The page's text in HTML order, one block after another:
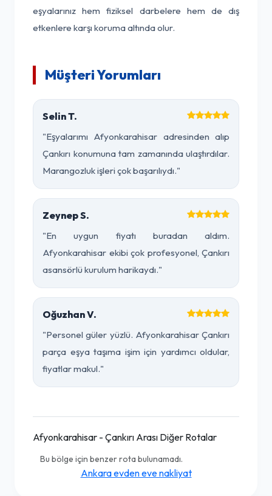
eşyalarınız hem fiziksel darbelere hem de dış
etkenlere karşı koruma altında olur.
Müşteri Yorumları
Selin T.
"Eşyalarımı Afyonkarahisar adresinden alıp
Çankırı konumuna tam zamanında ulaştırdılar.
Marangozluk işleri çok başarılıydı."
Zeynep S.
"En uygun fiyatı buradan aldım.
Afyonkarahisar ekibi çok profesyonel, Çankırı
asansörlü kurulum harikaydı."
Oğuzhan V.
"Personel güler yüzlü. Afyonkarahisar Çankırı
parça eşya taşıma işim için yardımcı oldular,
fiyatlar makul."
Afyonkarahisar - Çankırı Arası Diğer Rotalar
Bu bölge için benzer rota bulunamadı.
Ankara evden eve nakliyat